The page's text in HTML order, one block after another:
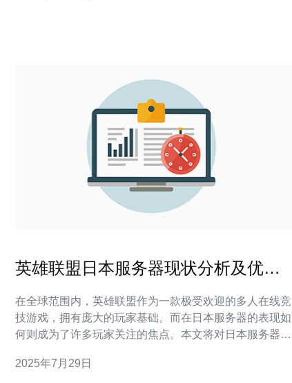
英雄联盟日本服务器现状分析及优化
在全球范围内，英雄联盟作为一款极受欢迎的多人在线竞
技游戏，拥有庞大的玩家基础。而在日本服务器的表现如
何则成为了许多玩家关注的焦点。本文将对日本服务器的
获得最佳的游戏体验。无论是寻找最佳的延迟，最便宜的
2025年7月29日